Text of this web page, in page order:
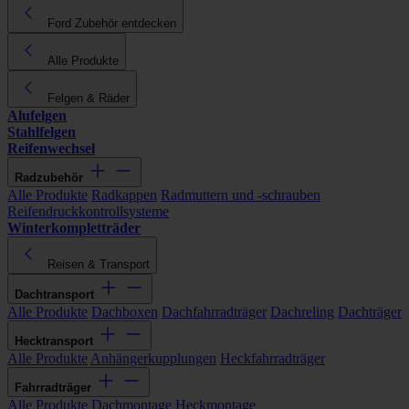
Ford Zubehör entdecken
Alle Produkte
Felgen & Räder
Alufelgen
Stahlfelgen
Reifenwechsel
Radzubehör
Alle Produkte Radkappen Radmuttern und -schrauben
Reifendruckkontrollsysteme
Winterkompletträder
Reisen & Transport
Dachtransport
Alle Produkte Dachboxen Dachfahrradträger Dachreling Dachträger
Hecktransport
Alle Produkte Anhängerkupplungen Heckfahrradträger
Fahrradträger
Alle Produkte Dachmontage Heckmontage